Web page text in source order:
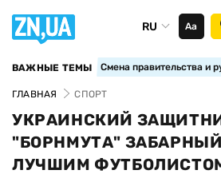
RU Аа
ВАЖНЫЕ ТЕМЫ Смена правительства и
ГЛАВНАЯ СПОРТ
УКРАИНСКИЙ
"БОРНМУТА"
ЛУЧШИМ